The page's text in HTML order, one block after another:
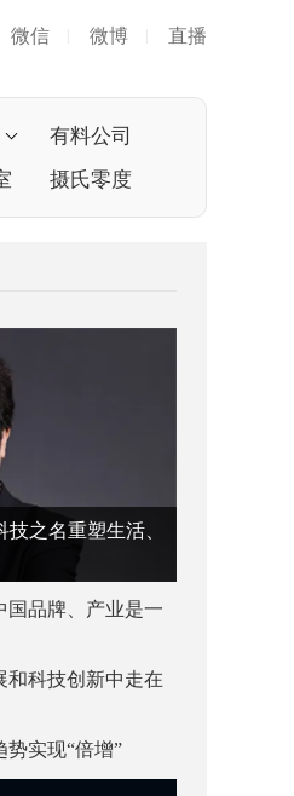
微信 微博 直播
有料公司
摄氏零度
之名重塑生活、
国品牌、产业是一
和科技创新中走在
实现“倍增”